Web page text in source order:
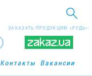
ЗАКАЗАТЬ ПРОДУКЦИЮ «РУДЬ»:
Контакты Вакансии